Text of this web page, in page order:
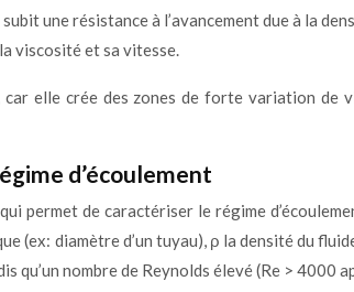
une résistance à l’avancement due à la
viscosité et sa vitesse.
elle crée des zones de forte variation
d’écoulement
permet de caractériser le régime
(ex: diamètre d’un tuyau), ρ la densité du
qu’un nombre de Reynolds élevé (Re >